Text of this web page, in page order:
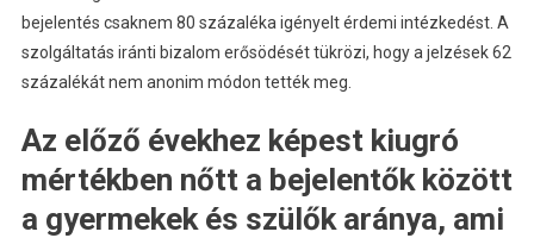
bejelentés csaknem 80 százaléka igényelt érdemi intézkedést. A
szolgáltatás iránti bizalom erősödését tükrözi, hogy a jelzések 62
százalékát nem anonim módon tették meg.
Az előző évekhez képest kiugró
mértékben nőtt a bejelentők között
a gyermekek és szülők aránya, ami